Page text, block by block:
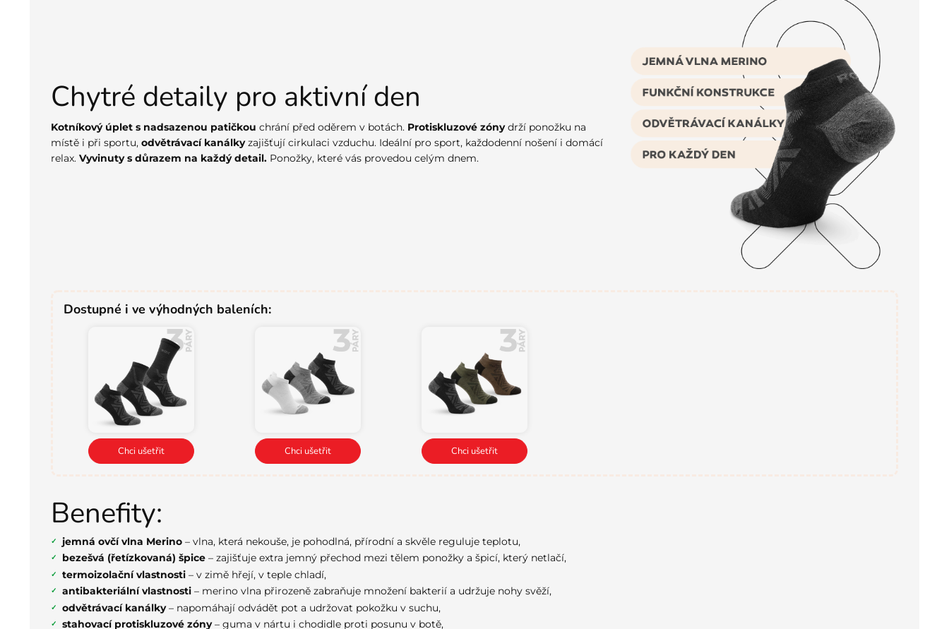
Chytré detaily pro aktivní den
Kotníkový úplet s nadsazenou patičkou chrání před oděrem v botách. Protiskluzové zónydrží ponožku na
místě i při sportu, odvětrávací kanálkyzajišťují cirkulaci vzduchu. Ideální pro sport, každodenní nošení i domácí
relax. Vyvinuty s důrazem na každý detail. Ponožky, které vás provedou celým dnem.
Dostupné i ve výhodných baleních:
Chci ušetřit Chci ušetřit Chci ušetřit
Benefity:
jemná ovčí vlna Merino – vlna, která nekouše, je pohodlná, přírodní a skvěle reguluje teplotu,
bezešvá (řetízkovaná) špice – zajišťuje extra jemný přechod mezi tělem ponožky a špicí, který netlačí,
termoizolační vlastnosti – v zimě hřejí, v teple chladí,
antibakteriální vlastnosti – merino vlna přirozeně zabraňuje množení bakterií a udržuje nohy svěží,
odvětrávací kanálky– napomáhají odvádět pot a udržovat pokožku v suchu,
stahovací protiskluzové zóny– guma v nártu i chodidle proti posunu v botě,